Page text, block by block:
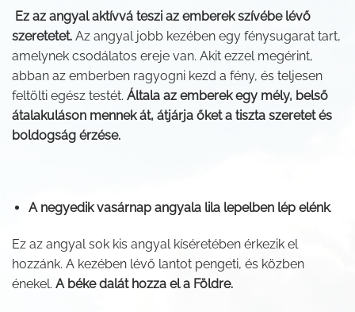
Ez az angyal aktívvá teszi az emberek szívébe lévő
szeretetet. Az angyal jobb kezében egy fénysugarat tart,
amelynek csodálatos ereje van. Akit ezzel megérint,
abban az emberben ragyogni kezd a fény, és teljesen
feltölti egész testét. Általa az emberek egy mély, belső
átalakuláson mennek át, átjárja őket a tiszta szeretet és
boldogság érzése.
A negyedik vasárnap angyala lila lepelben lép elénk.
Ez az angyal sok kis angyal kíséretében érkezik el
hozzánk. A kezében lévő lantot pengeti, és közben
énekel. A béke dalát hozza el a Földre.